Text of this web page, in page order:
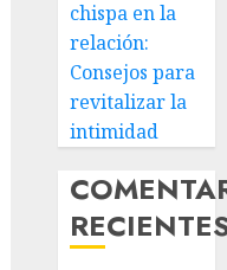
chispa en la
relación:
Consejos para
revitalizar la
intimidad